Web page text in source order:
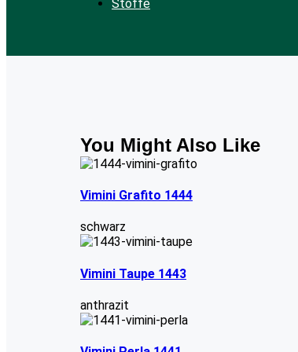
Stoffe
You Might Also Like
Vimini Grafito 1444
schwarz
Vimini Taupe 1443
anthrazit